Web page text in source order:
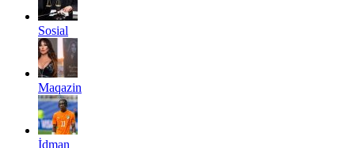
Sosial
Maqazin
İdman